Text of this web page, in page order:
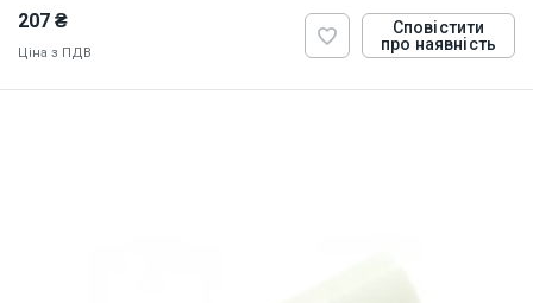
207 ₴
Ціна з ПДВ
Сповістити
про наявність